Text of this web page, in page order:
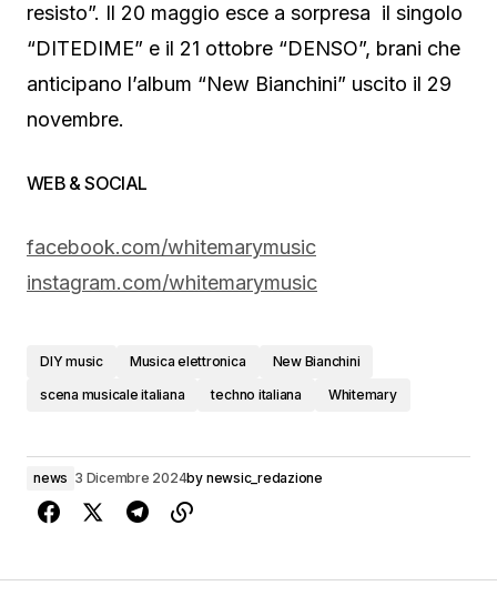
resisto”. Il 20 maggio esce a sorpresa il singolo
“DITEDIME” e il 21 ottobre “DENSO”, brani che
anticipano l’album “New Bianchini” uscito il 29
novembre.
WEB & SOCIAL
facebook.com/whitemarymusic
instagram.com/whitemarymusic
DIY music Musica elettronica
New Bianchini
scena musicale italiana
techno italiana Whitemary
news 3 Dicembre 2024by newsic_redazione